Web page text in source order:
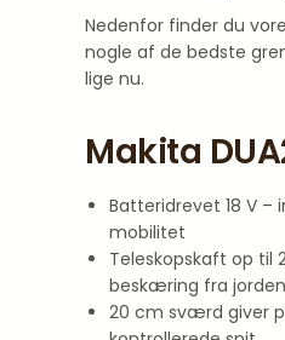
Nedenfor finder du
nogle af de bedste
lige nu.
Makita
Batteridrevet 18 V –
mobilitet
Teleskopskaft op til
beskæring fra jorden
20 cm sværd giver